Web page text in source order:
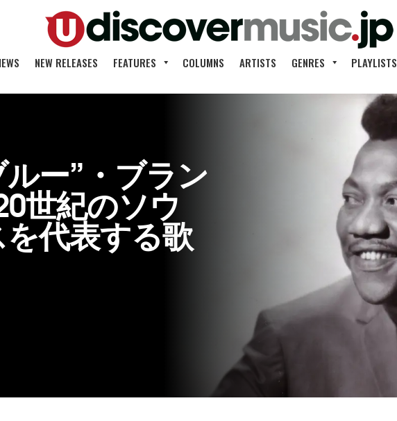
NEW RELEASES FEATURES COLUMNS ARTISTS GENRES PLAYLISTS
ー”・ブラン
世紀のソウ
代表する歌